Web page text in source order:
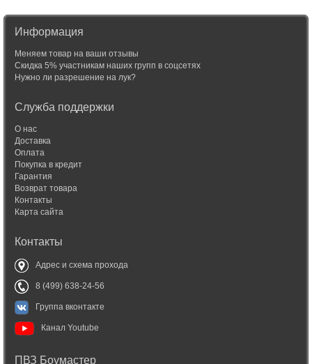
Информация
Меняем товар на ваши отзывы
Скидка 5% участникам наших групп в соцсетях
Нужно ли разрешение на лук?
Служба поддержки
О нас
Доставка
Оплата
Покупка в кредит
Гарантия
Возврат товара
Контакты
Карта сайта
Контакты
Адрес и схема прохода
8 (499) 638-24-56
Группа вконтакте
Канал Youtube
ПВЗ Боумастер